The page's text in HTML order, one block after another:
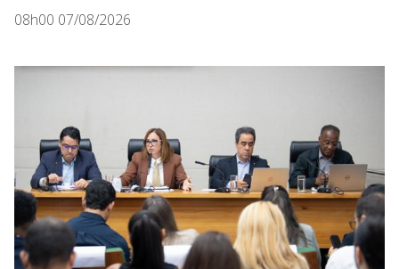
08h00 07/08/2026